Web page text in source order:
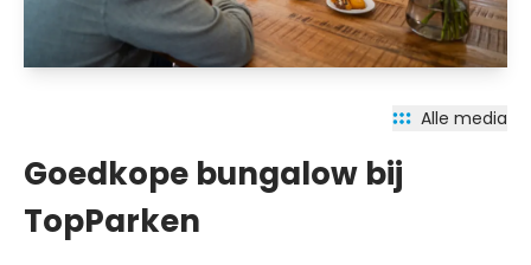
Alle media
Goedkope bungalow bij
TopParken